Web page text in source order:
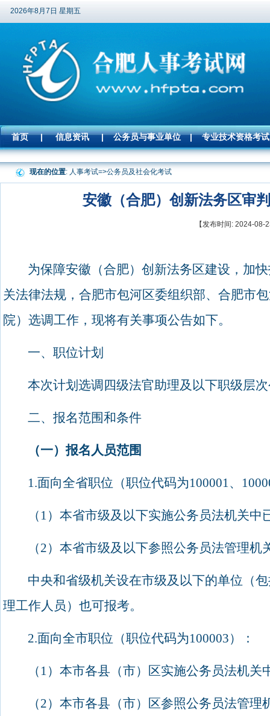
2026年8月7日 星期五
首页 | 信息资讯 | 公务员与事业单位 | 专业技术资格考试
现在的位置: 人事考试=>公务员及社会化考试
安徽（合肥）创新法务区审
【发布时间: 2024-
为保障安徽（合肥）创新法务区建设，加
关法律法规，合肥市包河区委组织部、合肥市
院）选调工作，现将有关事项公告如下。
一、职位计划
本次计划选调四级法官助理及以下职级层
二、报名范围和条件
（一）报名人员范围
1.面向全省职位（职位代码为100001、
（ 1）本省市级及以下实施公务员法机关
（2）本省市级及以下参照公务员法管理
中央和省级机关设在市级及以下的单位（
理工作人员）也可报考。
2.面向全市职位（职位代码为100003）：
（ 1）本市各县（市）区实施公务员法机
（2）本市各县（市）区参照公务员法管